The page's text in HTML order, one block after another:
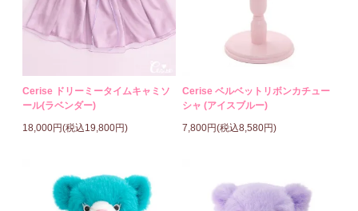
Cerise ドリーミータイムキャミソ
ール(ラベンダー)
18,000円(税込19,800円)
Cerise ベルベットリボンカチュー
シャ (アイスブルー)
7,800円(税込8,580円)